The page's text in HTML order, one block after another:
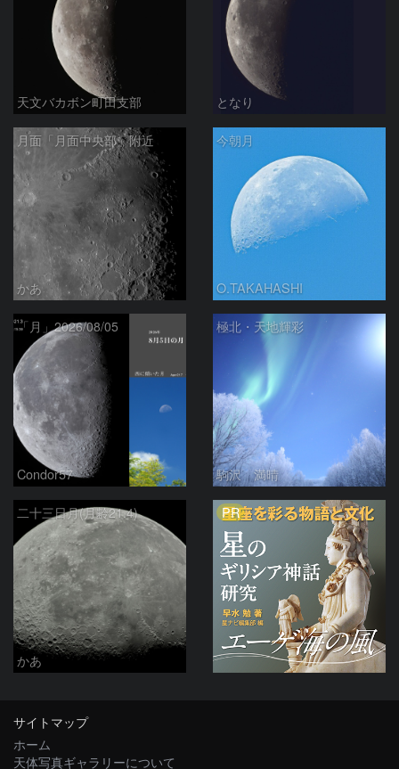
天文バカボン町田支部 となり
月面「月面中央部」附近
かあ
今朝月
O.TAKAHASHI
「月」2026/08/05
Condor57
極北・天地輝彩
駒沢 満晴
二十三日月(月齢21.4)
かあ
PR
サイトマップ
ホーム
天体写真ギャラリーについて